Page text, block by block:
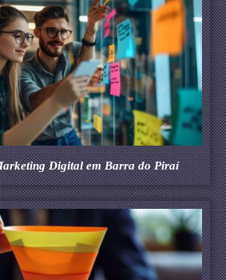
Digital em Barra do Piraí